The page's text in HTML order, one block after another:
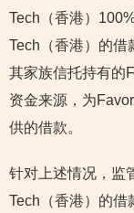
Tech（香港）
Tech（香港）的借
其家族信托持有的
资金来源，为
供的借款。
针对上述情况，监
Tech（香港）的借